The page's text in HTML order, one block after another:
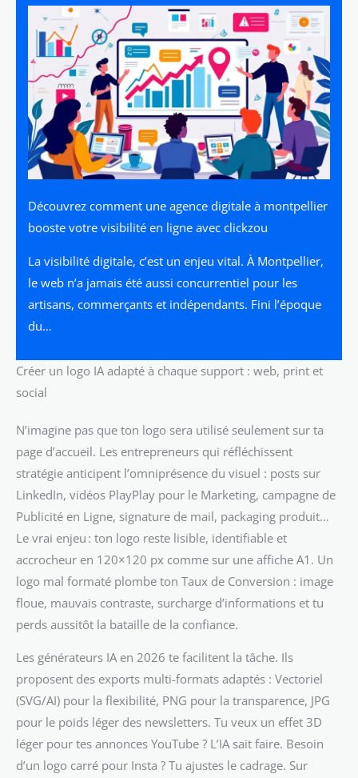
Découvrez comment une agence digitale à montpellier
booste votre visibilité en ligne avec clickzou
La visibilité digitale, c’est un enjeu vital. À Montpellier,
le web n’a jamais été aussi concurrentiel pour les
artisans, commerçants et indépendants. Fini l’époque
du…
Créer un logo IA adapté à chaque support : web, print et
social
N’imagine pas que ton logo sera utilisé seulement sur ta
page d’accueil. Les entrepreneurs qui réfléchissent
stratégie anticipent l’omniprésence du visuel : posts sur
LinkedIn, vidéos PlayPlay pour le Marketing, campagne de
Publicité en Ligne, signature de mail, packaging produit…
Le vrai enjeu : ton logo reste lisible, identifiable et
accrocheur en 120×120 px comme sur une affiche A1. Un
logo mal formaté plombe ton Taux de Conversion : image
floue, mauvais contraste, surcharge d’informations et tu
perds aussitôt la bataille de la confiance.
Les générateurs IA en 2026 te facilitent la tâche. Ils
proposent des exports multi-formats adaptés : Vectoriel
(SVG/AI) pour la flexibilité, PNG pour la transparence, JPG
pour le poids léger des newsletters. Tu veux un effet 3D
léger pour tes annonces YouTube ? L’IA sait faire. Besoin
d’un logo carré pour Insta ? Tu ajustes le cadrage. Sur